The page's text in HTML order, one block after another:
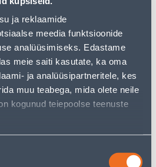
ja reklaamide
meedia funktsioonide
analüüsimiseks. Edastame
meie saiti kasutate, ka oma
ja analüüsipartneritele, kes
muu teabega, mida olete neile
kogunud teiepoolse teenuste
RAVAK AVOCADO
23.00 € / tk
КАМПАНИЯ
105X140CM VALGE, RAIN